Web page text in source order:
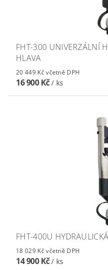
FHT-300 UNIVERZÁLNÍ
HLAVA
20 449 Kč včetně DPH
16 900 Kč/ ks
FHT-400U
18 029 Kč včetně DPH
14 900 Kč/ ks